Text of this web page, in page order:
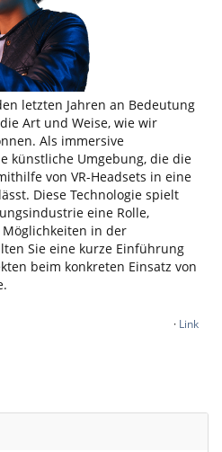
letzten Jahren an Bedeutung
Art und Weise, wie wir
Als immersive
künstliche Umgebung, die die
von VR-Headsets in eine
Diese Technologie spielt
eine Rolle,
in der
Sie eine kurze Einführung
beim konkreten Einsatz von
· Link